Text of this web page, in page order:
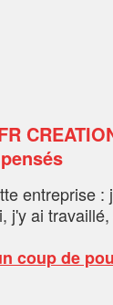
entreprise :
j'y ai
coup de